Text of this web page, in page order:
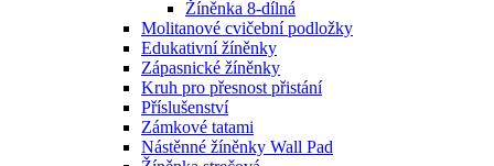
Žíněnka 8-dílná
Molitanové cvičební podložky
Edukativní žíněnky
Zápasnické žíněnky
Kruh pro přesnost přistání
Příslušenství
Zámkové tatami
Nástěnné žíněnky Wall Pad